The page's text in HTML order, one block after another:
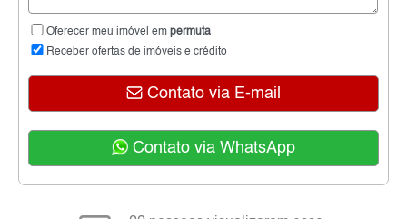
Oferecer meu imóvel em permuta
Receber ofertas de imóveis e crédito
Contato via E-mail
Contato via WhatsApp